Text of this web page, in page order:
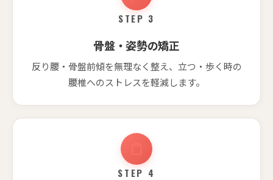
STEP 3
骨盤・姿勢の矯正
反り腰・骨盤前傾を無理なく整え、立つ・歩く時の
腰椎へのストレスを軽減します。
STEP 4